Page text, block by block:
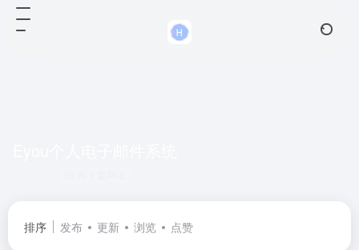
排序 发布 更新 浏览 点赞